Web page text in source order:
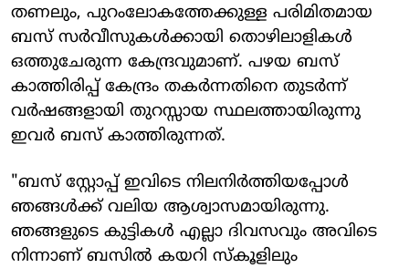
തണലും, പുറംലോകത്തേക്കുള്ള പരിമിതമായ
ബസ് സർവീസുകൾക്കായി തൊഴിലാളികൾ
ഒത്തുചേരുന്ന കേന്ദ്രവുമാണ്. പഴയ ബസ്
കാത്തിരിപ്പ് കേന്ദ്രം തകർന്നതിനെ തുടർന്ന്
വർഷങ്ങളായി തുറസ്സായ സ്ഥലത്തായിരുന്നു
ഇവർ ബസ് കാത്തിരുന്നത്.
"ബസ് സ്റ്റോപ്പ് ഇവിടെ നിലനിർത്തിയപ്പോൾ
ഞങ്ങൾക്ക് വലിയ ആശ്വാസമായിരുന്നു.
ഞങ്ങളുടെ കുട്ടികൾ എല്ലാ ദിവസവും അവിടെ
നിന്നാണ് ബസിൽ കയറി സ്കൂളിലും